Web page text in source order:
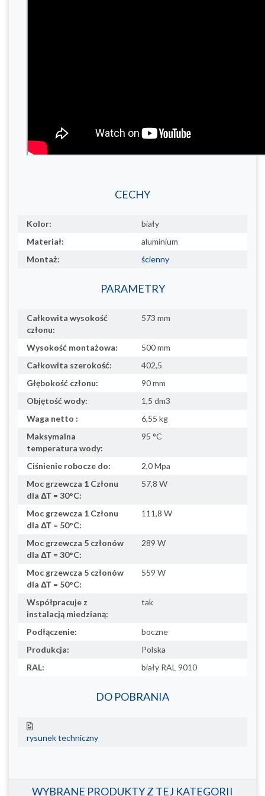
CECHY
Kolor:
biały
Materiał:
aluminium
Montaż:
ścienny
PARAMETRY
Całkowita wysokość
członu:
573 mm
Wysokość montażowa:
500 mm
Całkowita szerokość:
402,5
Głębokość członu:
90 mm
Objętość wody:
1,5 dm3
Waga netto :
6,55 kg
Maksymalna
temperatura wody:
95 °C
Ciśnienie robocze do:
2,0 Mpa
Moc grzewcza 1 Członu
dla ΔΤ = 30°C:
57,8 W
Moc grzewcza 1 Członu
dla ΔΤ = 50°C:
111,8 W
Moc grzewcza 5 członów
dla ΔΤ = 30°C:
289 W
Moc grzewcza 5 członów
dla ΔΤ = 50°C:
559 W
Współpracuje z
instalacją miedzianą:
tak
Podłączenie:
boczne
Produkcja:
Polska
RAL:
biały RAL 9010
DO POBRANIA
rysunek techniczny
WYBRANE PRODUKTY Z TEJ KATEGORII